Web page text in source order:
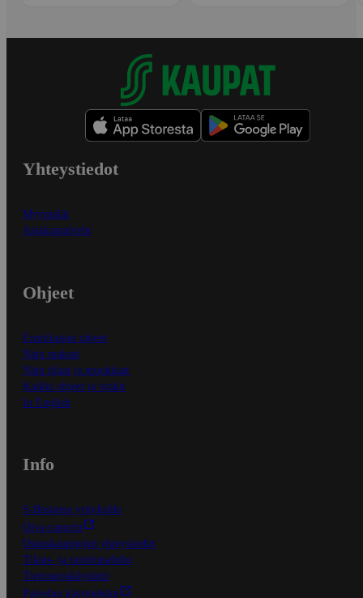
Yhteystiedot
Myymälät
Asiakaspalvelu
Ohjeet
Ensitilaajan ohjeet
Näin maksat
Näin tilaat ja muokkaat
Kaikki ohjeet ja vinkit
In English
Info
S-Business yrityksille
Oiva-raportit
Osuuskauppojen yhteystiedot
Tilaus- ja toimitusehdot
Tietosuojakäytäntö
Palvelun käyttöehdot